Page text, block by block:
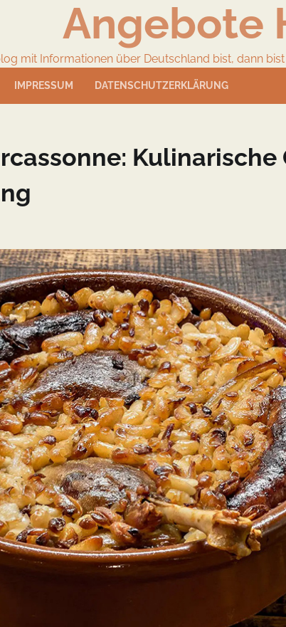
Angebote
mit Informationen über Deutschland bist, dann
IMPRESSUM DATENSCHUTZERKLÄRUNG
Kulinarische